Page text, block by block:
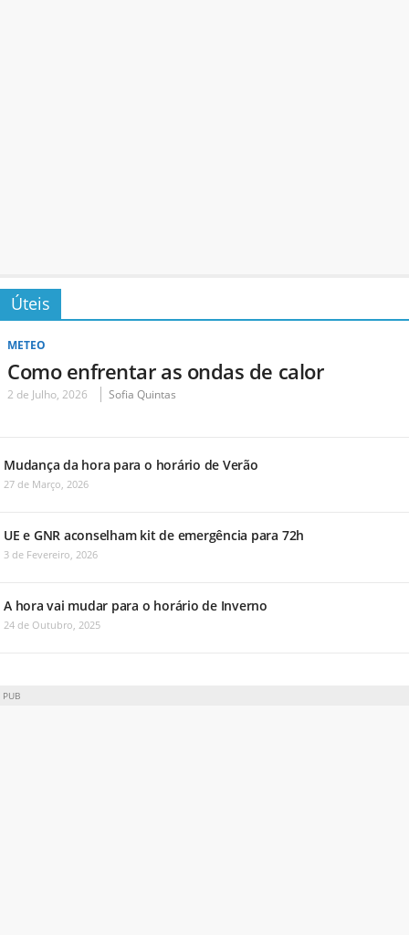
Úteis
METEO
Como enfrentar as ondas de calor
2 de Julho, 2026 Sofia Quintas
Mudança da hora para o horário de Verão
27 de Março, 2026
UE e GNR aconselham kit de emergência para 72h
3 de Fevereiro, 2026
A hora vai mudar para o horário de Inverno
24 de Outubro, 2025
PUB